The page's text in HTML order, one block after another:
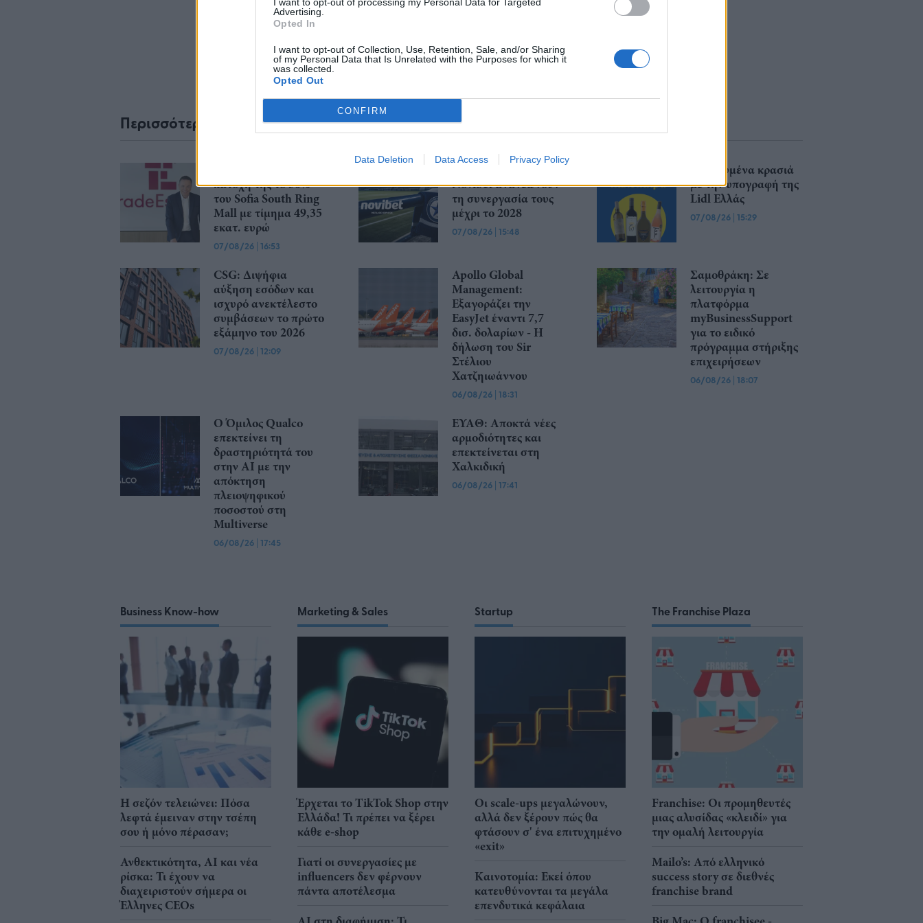
Advertising.
Opted In
I want to opt-out of Collection, Use, Retention, Sale, and/or Sharing
of my Personal Data that Is Unrelated with the Purposes for which it
was collected.
Opted Out
CONFIRM
Data Deletion Data Access Privacy Policy
... σχόλια
Περισσότερα από το
κατοχή της το 50%
του Sofia South Ring
Mall με τίμημα 49,35
εκατ. ευρώ
07/08/26 | 16:53
Ατρόμητος και
Novibet ανανεώνουν
τη συνεργασία τους
μέχρι το 2028
07/08/26 | 15:48
Βραβευμένα κρασιά
με την υπογραφή της
Lidl Ελλάς
07/08/26 | 15:29
CSG: Διψήφια
αύξηση εσόδων και
ισχυρό ανεκτέλεστο
συμβάσεων το πρώτο
εξάμηνο του 2026
07/08/26 | 12:09
Apollo Global
Management:
Εξαγοράζει την
EasyJet έναντι 7,7
δισ. δολαρίων - Η
δήλωση του Sir
Στέλιου
Χατζηιωάννου
06/08/26 | 18:31
Σαμοθράκη: Σε
λειτουργία η
πλατφόρμα
myBusinessSupport
για το ειδικό
πρόγραμμα στήριξης
επιχειρήσεων
06/08/26 | 18:07
Ο Όμιλος Qualco
επεκτείνει τη
δραστηριότητά του
στην ΑΙ με την
απόκτηση
πλειοψηφικού
ποσοστού στη
Multiverse
06/08/26 | 17:45
ΕΥΑΘ: Αποκτά νέες
αρμοδιότητες και
επεκτείνεται στη
Χαλκιδική
06/08/26 | 17:41
Business Know-how
Η σεζόν τελειώνει: Πόσα
λεφτά έμειναν στην τσέπη
σου ή μόνο πέρασαν;
Ανθεκτικότητα, AI και νέα
ρίσκα: Τι έχουν να
διαχειριστούν σήμερα οι
Έλληνες CEOs
Marketing & Sales
Έρχεται το TikTok Shop στην
Ελλάδα! Τι πρέπει να ξέρει
κάθε e-shop
Γιατί οι συνεργασίες με
influencers δεν φέρνουν
πάντα αποτέλεσμα
Startup
Οι scale-ups μεγαλώνουν,
αλλά δεν ξέρουν πώς θα
φτάσουν σ' ένα επιτυχημένο
«exit»
Καινοτομία: Εκεί όπου
κατευθύνονται τα μεγάλα
επενδυτικά κεφάλαια
The Franchise Plaza
Franchise: Οι προμηθευτές
μιας αλυσίδας «κλειδί» για
την ομαλή λειτουργία
Mailo’s: Από ελληνικό
success story σε διεθνές
franchise brand